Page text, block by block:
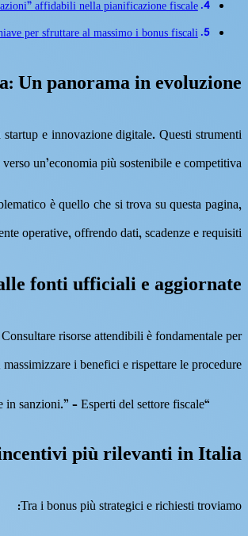
affidabili nella pianificazione fiscale
per sfruttare al massimo i bonus fiscali
Un panorama in evoluzione
e innovazione digitale. Questi strumenti
un’economia più sostenibile e competitiva.
è quello che si trova su questa pagina,
operative, offrendo dati, scadenze e requisiti.
fonti ufficiali e aggiornate?
risorse attendibili è fondamentale per
i benefici e rispettare le procedure.
“Accedere alle informazioni aggiornate e certe permette di pianificare interventi strategici, riducendo costi e rischi di incorrere in sanzioni.” – Esperti del settore fiscale
più rilevanti in Italia
Tra i bonus più strategici e richiesti troviamo: